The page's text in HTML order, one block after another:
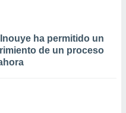
ha permitido un
de un proceso